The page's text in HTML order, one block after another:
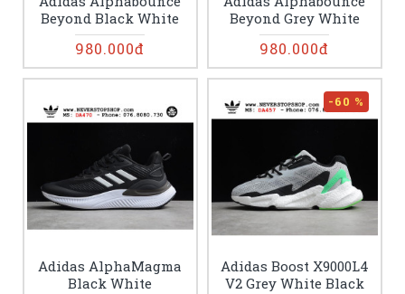
Beyond Black White
980.000đ
Beyond Grey White
980.000đ
Adidas AlphaMagma
Black White
-60 %
Adidas Boost X9000L4
V2 Grey White Black